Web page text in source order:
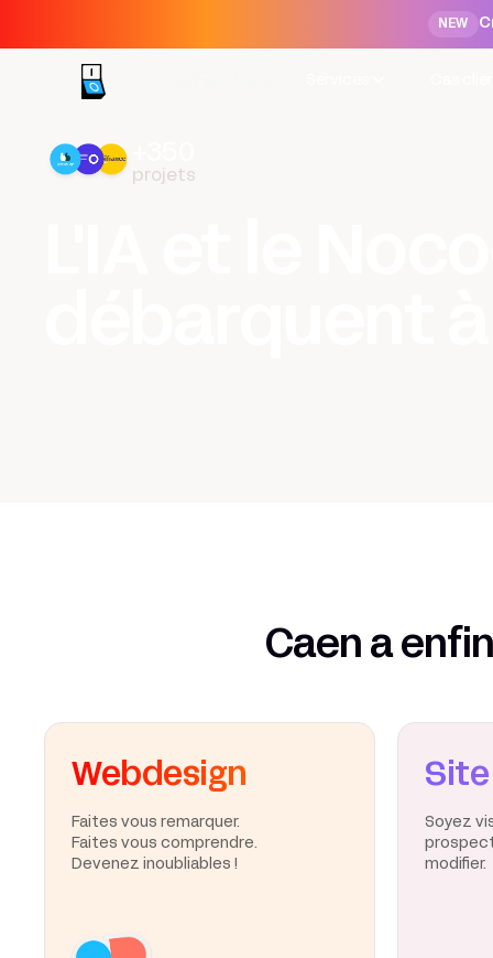
NEW
projets
Caen a
Webdesign
Faites vous remarquer.
Faites vous comprendre.
Devenez inoubliables !
Site
Soyez
modifier.